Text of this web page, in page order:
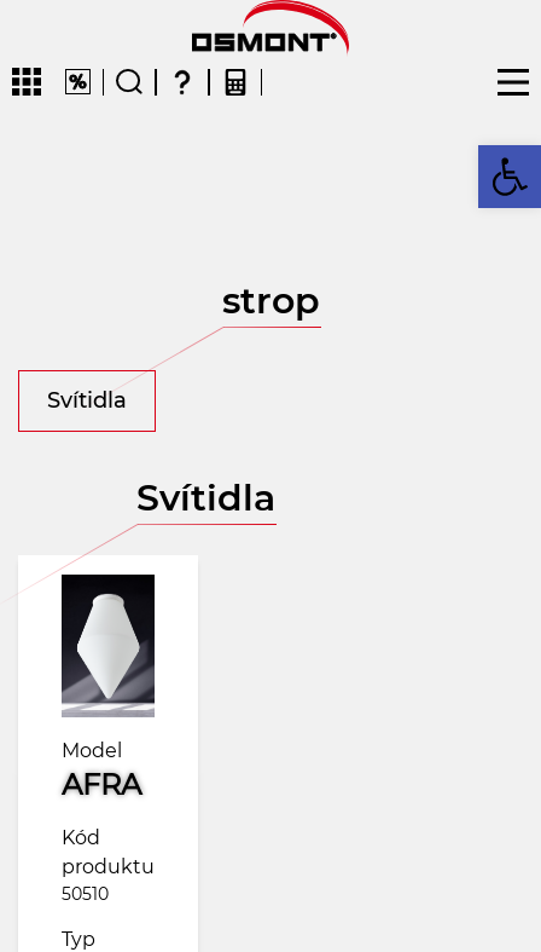
strop
Svítidla
Svítidla
Model
AFRA
Kód
produktu
50510
Typ